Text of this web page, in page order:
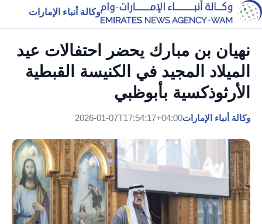
وكالة أنباء الإمارات
نهيان بن مبارك يحضر احتفالات عيد
الميلاد المجيد في الكنيسة القبطية
الأرثوذكسية بأبوظبي
وكالة أنباء الإمارات2026-01-07T17:54:17+04:00